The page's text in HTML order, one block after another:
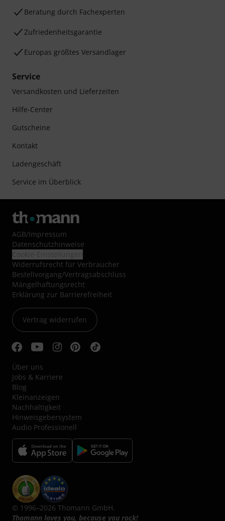
Beratung durch Fachexperten
Zufriedenheitsgarantie
Europas größtes Versandlager
Service
Versandkosten und Lieferzeiten
Hilfe-Center
Gutscheine
Kontakt
Ladengeschäft
Service im Überblick
AGB/Impressum
Datenschutzhinweise
Widerrufsrecht für Verbraucher
Bestellvorgang/Vertragsabschluss
Mängelhaftungsrecht
Erklärung zur Barrierefreiheit
Vertrag widerrufen
Über uns
Jobs & Karriere
Blog
Kleinanzeigen
Nachhaltigkeit
Hinweisgebersystem
Audio Professionell
© 1996–2026 Thomann GmbH.
Thomann loves you, because you rock!